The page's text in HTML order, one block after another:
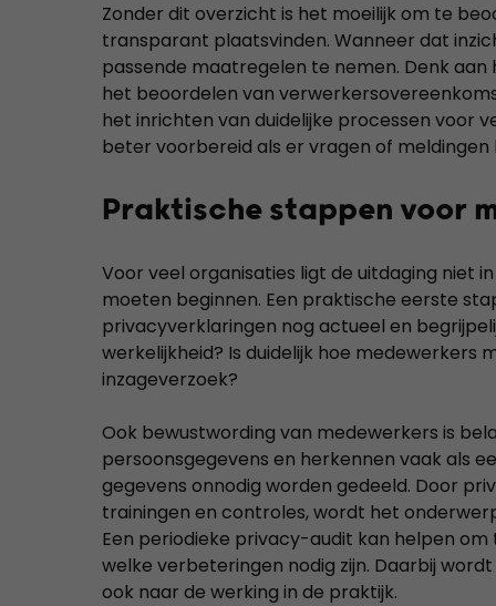
Zonder dit overzicht is het moeilijk om te
transparant plaatsvinden. Wanneer dat
passende maatregelen te nemen. Denk
het beoordelen van
het inrichten van duidelijke processen voor
beter voorbereid als er vragen of meldingen
Praktische stappen voor
Voor veel organisaties ligt de uitdaging niet
moeten beginnen. Een praktische eerste
privacyverklaringen nog actueel en
werkelijkheid? Is duidelijk hoe medewerkers
inzageverzoek?
Ook bewustwording van medewerkers is
persoonsgegevens en herkennen vaak als
gegevens onnodig worden gedeeld. Door
trainingen en controles, wordt het
Een periodieke privacy-audit kan helpen
welke verbeteringen nodig zijn. Daarbij
ook naar de werking in de praktijk.